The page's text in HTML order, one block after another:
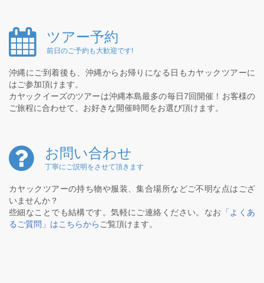
ツアー予約
前日のご予約も大歓迎です!
沖縄にご到着後も、沖縄からお帰りになる日もカヤックツアーに
はご参加頂けます。
カヤックイーズのツアーは沖縄本島最多の毎日7回開催！お客様の
ご旅程に合わせて、お好きな開催時間をお選び頂けます。
お問い合わせ
丁寧にご説明をさせて頂きます
カヤックツアーの持ち物や服装、集合場所などご不明な点はござ
いませんか？
些細なことでも結構です。気軽にご連絡ください。なお
「よくあ
るご質問」はこちらから ご覧頂けます。